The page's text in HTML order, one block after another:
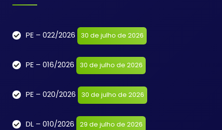
PE – 022/2026 30 de julho de 2026
PE – 016/2026 30 de julho de 2026
PE – 020/2026 30 de julho de 2026
DL – 010/2026 29 de julho de 2026